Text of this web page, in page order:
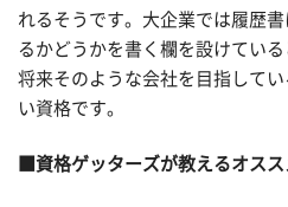
れるそうです。大企業では履歴
るかどうかを書く欄を設けてい
将来そのような会社を目指して
い資格です。
■資格ゲッターズが教えるオスス